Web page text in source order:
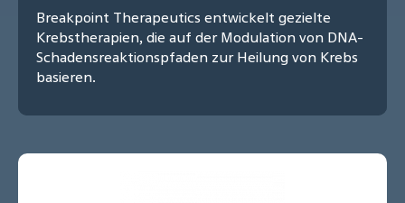
Breakpoint Therapeutics entwickelt gezielte
Krebstherapien, die auf der Modulation von DNA-
Schadensreaktionspfaden zur Heilung von Krebs
basieren.